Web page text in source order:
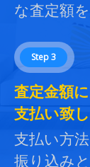
な査定額
Step 3
査定金額
支払い致し
支払い方
振り込み